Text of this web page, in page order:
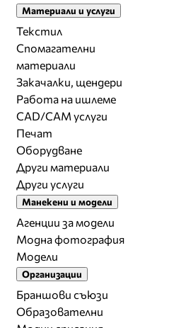
Материали и услуги
Текстил
Спомагателни
материали
Закачалки, щендери
Работа на ишлеме
CAD/CAM услуги
Печат
Оборудване
Други материали
Други услуги
Манекени и модели
Агенции за модели
Модна фотография
Модели
Организации
Браншови съюзи
Образователни